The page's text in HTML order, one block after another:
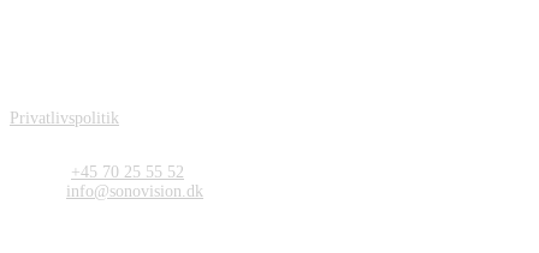
Privatlivspolitik
+45 70 25 55 52
info@sonovision.dk